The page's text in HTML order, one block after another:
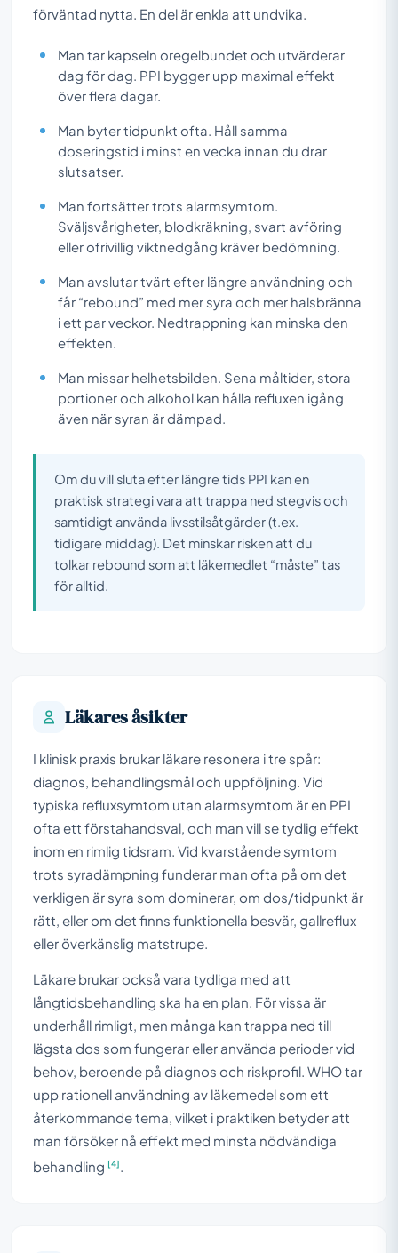
förväntad nytta. En del är enkla att undvika.
Man tar kapseln oregelbundet och utvärderar
dag för dag. PPI bygger upp maximal effekt
över flera dagar.
Man byter tidpunkt ofta. Håll samma
doseringstid i minst en vecka innan du drar
slutsatser.
Man fortsätter trots alarmsymtom.
Sväljsvårigheter, blodkräkning, svart avföring
eller ofrivillig viktnedgång kräver bedömning.
Man avslutar tvärt efter längre användning och
får “rebound” med mer syra och mer halsbränna
i ett par veckor. Nedtrappning kan minska den
effekten.
Man missar helhetsbilden. Sena måltider, stora
portioner och alkohol kan hålla refluxen igång
även när syran är dämpad.
Om du vill sluta efter längre tids PPI kan en
praktisk strategi vara att trappa ned stegvis och
samtidigt använda livsstilsåtgärder (t.ex.
tidigare middag). Det minskar risken att du
tolkar rebound som att läkemedlet “måste” tas
för alltid.
Läkares åsikter
I klinisk praxis brukar läkare resonera i tre spår:
diagnos, behandlingsmål och uppföljning. Vid
typiska refluxsymtom utan alarmsymtom är en PPI
ofta ett förstahandsval, och man vill se tydlig effekt
inom en rimlig tidsram. Vid kvarstående symtom
trots syradämpning funderar man ofta på om det
verkligen är syra som dominerar, om dos/tidpunkt är
rätt, eller om det finns funktionella besvär, gallreflux
eller överkänslig matstrupe.
Läkare brukar också vara tydliga med att
långtidsbehandling ska ha en plan. För vissa är
underhåll rimligt, men många kan trappa ned till
lägsta dos som fungerar eller använda perioder vid
behov, beroende på diagnos och riskprofil. WHO tar
upp rationell användning av läkemedel som ett
återkommande tema, vilket i praktiken betyder att
man försöker nå effekt med minsta nödvändiga
behandling [4]